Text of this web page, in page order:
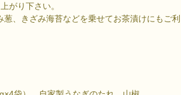
がり下さい。
、きざみ海苔などを乗せてお茶漬けにもご利